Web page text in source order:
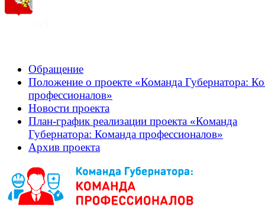
Обращение
Положение о проекте «Команда Губернатора:
профессионалов»
Новости проекта
План-график реализации проекта «Команда
Губернатора: Команда профессионалов»
Архив проекта